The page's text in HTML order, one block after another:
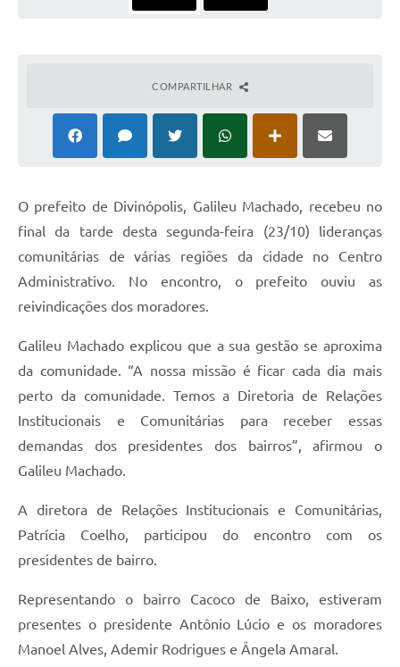
COMPARTILHAR
O prefeito de Divinópolis, Galileu Machado, recebeu no
final da tarde desta segunda-feira (23/10) lideranças
comunitárias de várias regiões da cidade no Centro
Administrativo. No encontro, o prefeito ouviu as
reivindicações dos moradores.
Galileu Machado explicou que a sua gestão se aproxima
da comunidade. “A nossa missão é ficar cada dia mais
perto da comunidade. Temos a Diretoria de Relações
Institucionais e Comunitárias para receber essas
demandas dos presidentes dos bairros”, afirmou o
Galileu Machado.
A diretora de Relações Institucionais e Comunitárias,
Patrícia Coelho, participou do encontro com os
presidentes de bairro.
Representando o bairro Cacoco de Baixo, estiveram
presentes o presidente Antônio Lúcio e os moradores
Manoel Alves, Ademir Rodrigues e Ângela Amaral.